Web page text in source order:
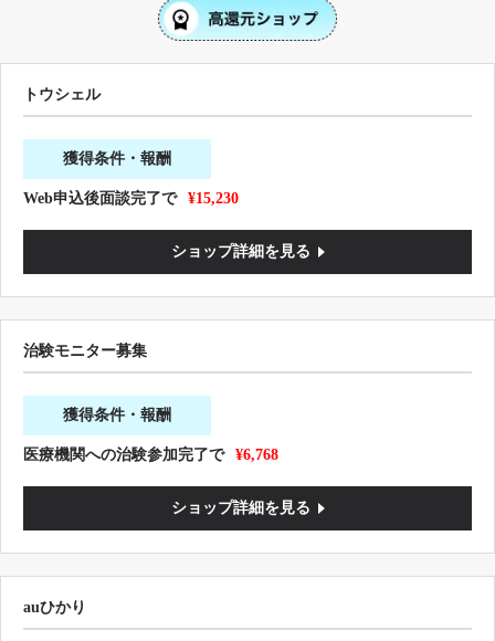
トウシェル
獲得条件・報酬
Web申込後面談完了で ¥15,230
ショップ詳細を見る
治験モニター募集
獲得条件・報酬
医療機関への治験参加完了で ¥6,768
ショップ詳細を見る
auひかり